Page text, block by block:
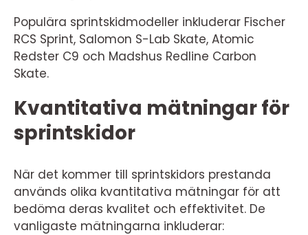
Populära sprintskidmodeller inkluderar Fischer
RCS Sprint, Salomon S-Lab Skate, Atomic
Redster C9 och Madshus Redline Carbon
Skate.
Kvantitativa mätningar för
sprintskidor
När det kommer till sprintskidors prestanda
används olika kvantitativa mätningar för att
bedöma deras kvalitet och effektivitet. De
vanligaste mätningarna inkluderar: